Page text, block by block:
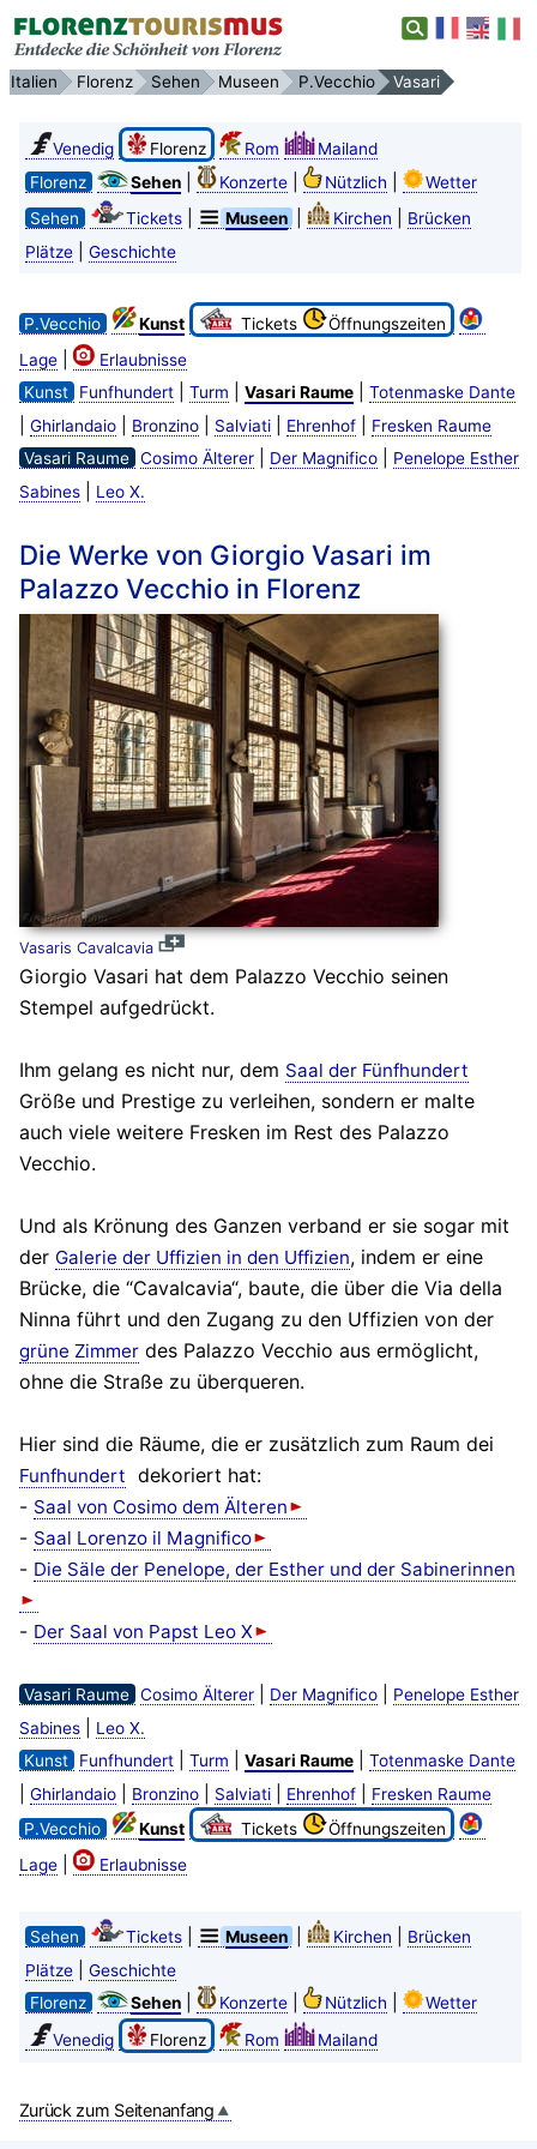
Italien Florenz Sehen Museen P.Vecchio Vasari
Venedig Florenz Rom
Mailand
Florenz
Sehen| Konzerte| Nützlich
Wetter
Sehen
Tickets| Museen Kirchen
Brücken
Plätze| Geschichte
P.Vecchio Kunst Tickets
Öffnungszeiten
Lage|
Erlaubnisse
Kunst
Funfhundert| Turm Vasari Raume| Totenmaske Dante
Ghirlandaio| Bronzino| Salviati| Ehrenhof|
Fresken Raume
Vasari Raume Cosimo Älterer| Der Magnifico|
Penelope Esther
Sabines| Leo X.
Die Werke von Giorgio Vasari im
Palazzo Vecchio in Florenz
Vasaris Cavalcavia
Giorgio Vasari hat dem Palazzo Vecchio seinen
Stempel aufgedrückt.
Ihm gelang es nicht nur, dem Saal der Fünfhundert
Größe und Prestige zu verleihen, sondern er malte
auch viele weitere Fresken im Rest des Palazzo
Vecchio.
Und als Krönung des Ganzen verband er sie sogar mit
der Galerie der Uffizien in den Uffizien, indem er eine
Brücke, die “Cavalcavia“, baute, die über die Via della
Ninna führt und den Zugang zu den Uffizien von der
grüne Zimmerdes Palazzo Vecchio aus ermöglicht,
ohne die Straße zu überqueren.
Hier sind die Räume, die er zusätzlich zum Raum dei
Funfhundert dekoriert hat:
- Saal von Cosimo dem Älteren
- Saal Lorenzo il Magnifico
- Die Säle der Penelope, der Esther und der Sabinerinnen
- Der Saal von Papst Leo X
Vasari Raume Cosimo Älterer| Der Magnifico|
Penelope Esther
Sabines|
Leo X.
Kunst
Funfhundert| Turm Vasari Raume| Totenmaske Dante
Ghirlandaio| Bronzino| Salviati| Ehrenhof|
Fresken Raume
P.Vecchio
Kunst Tickets
Öffnungszeiten
Lage| Erlaubnisse
Sehen Tickets| Museen Kirchen
Brücken
Plätze| Geschichte
Florenz
Sehen| Konzerte| Nützlich
Wetter
Venedig
Florenz Rom Mailand
Zurück zum Seitenanfang